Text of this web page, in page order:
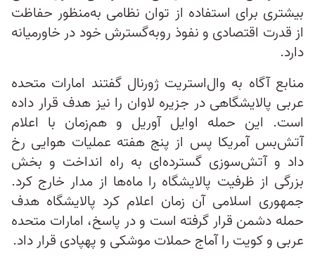
بیشتری برای استفاده از توان نظامی به‌منظور حفاظت
از قدرت اقتصادی و نفوذ رو‌به‌گسترش خود در خاورمیانه
دارد.
منابع آگاه به وال‌استریت ژورنال گفتند امارات متحده
عربی پالایشگاهی در جزیره لاوان را نیز هدف قرار داده
است. این حمله اوایل آوریل و هم‌زمان با اعلام
آتش‌بس آمریکا پس از پنج هفته عملیات هوایی رخ
داد و آتش‌سوزی گسترده‌ای به راه انداخت و بخش
بزرگی از ظرفیت پالایشگاه را ماه‌ها از مدار خارج کرد.
جمهوری اسلامی آن زمان اعلام کرد پالایشگاه هدف
حمله دشمن قرار گرفته است و در پاسخ، امارات متحده
عربی و کویت را آماج حملات موشکی و پهپادی قرار داد.